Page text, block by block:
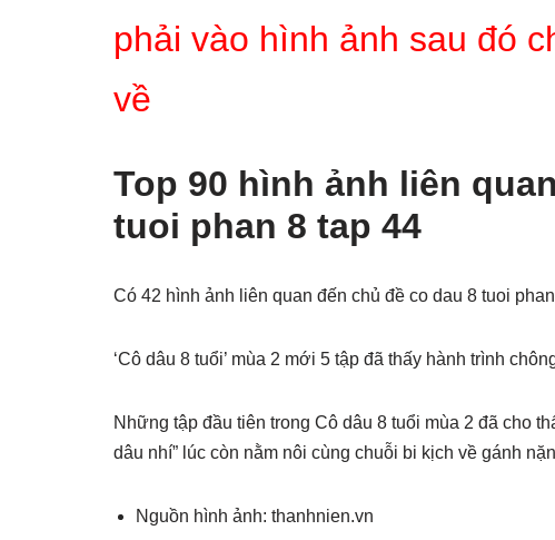
phải vào hình ảnh sau đó
về
Top 90 hình ảnh liên
tuoi phan 8 tap 44
Có 42 hình ảnh liên quan đến chủ đề co dau 8 tuoi
‘Cô dâu 8 tuổi’ mùa 2 mới 5 tập đã thấy hành trình
Những tập đầu tiên trong Cô dâu 8 tuổi mùa 2 đã cho
dâu nhí” lúc còn nằm nôi cùng chuỗi bi kịch về gánh
Nguồn hình ảnh: thanhnien.vn